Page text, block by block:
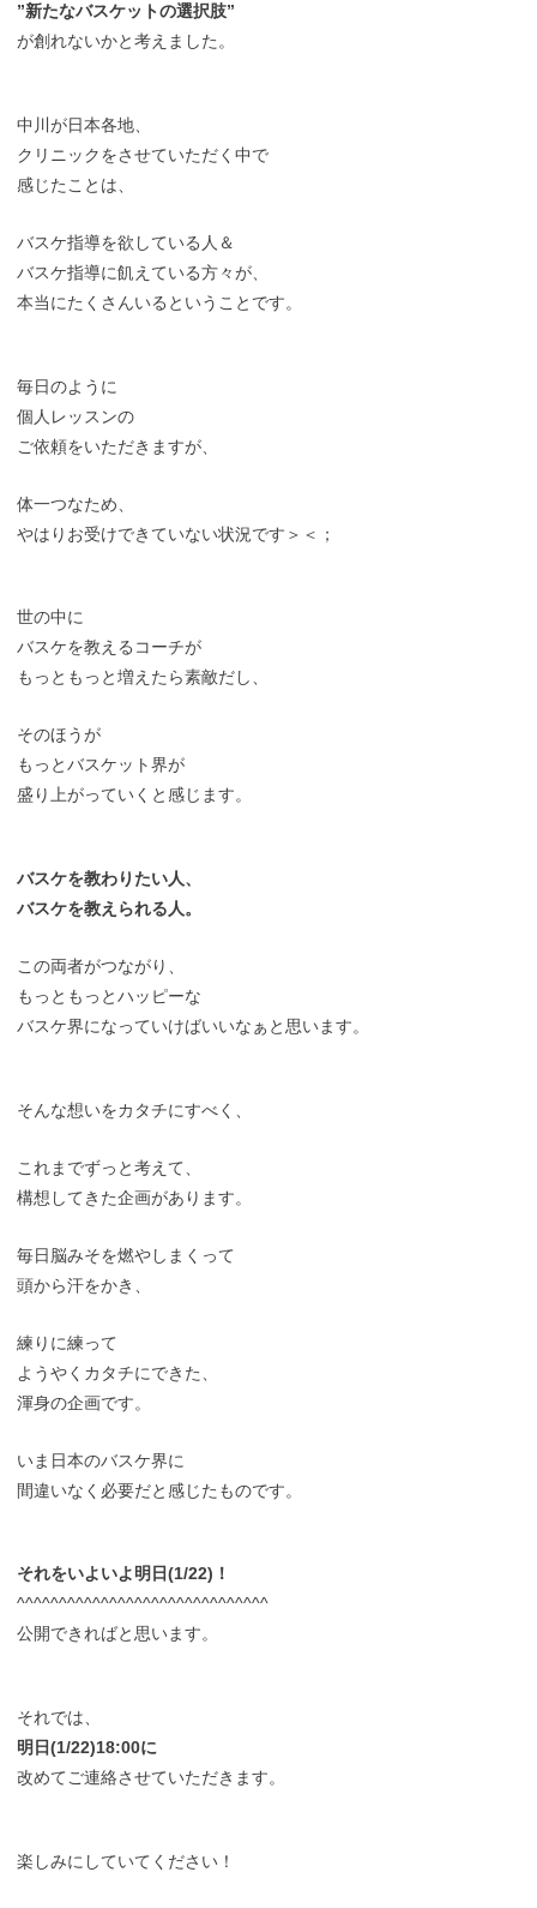
”新たなバスケットの選択肢”
が創れないかと考えました。
中川が日本各地、
クリニックをさせていただく中で
感じたことは、
バスケ指導を欲している人＆
バスケ指導に飢えている方々が、
本当にたくさんいるということです。
毎日のように
個人レッスンの
ご依頼をいただきますが、
体一つなため、
やはりお受けできていない状況です＞＜；
世の中に
バスケを教えるコーチが
もっともっと増えたら素敵だし、
そのほうが
もっとバスケット界が
盛り上がっていくと感じます。
バスケを教わりたい人、
バスケを教えられる人。
この両者がつながり、
もっともっとハッピーな
バスケ界になっていけばいいなぁと思います。
そんな想いをカタチにすべく、
これまでずっと考えて、
構想してきた企画があります。
毎日脳みそを燃やしまくって
頭から汗をかき、
練りに練って
ようやくカタチにできた、
渾身の企画です。
いま日本のバスケ界に
間違いなく必要だと感じたものです。
それをいよいよ明日(1/22)！
^^^^^^^^^^^^^^^^^^^^^^^^^^^^^^
公開できればと思います。
それでは、
明日(1/22)18:00に
改めてご連絡させていただきます。
楽しみにしていてください！